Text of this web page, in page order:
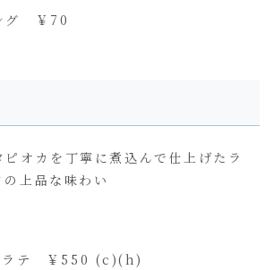
グ ￥70
オカを丁寧に煮込んで仕上げたラ
上品な味わい
ラテ ￥550 (c)(h)